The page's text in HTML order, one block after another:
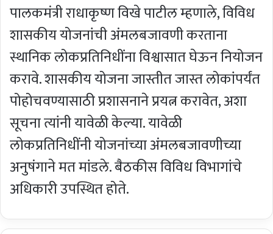
पालकमंत्री राधाकृष्ण विखे पाटील म्हणाले, विविध
शासकीय योजनांची अंमलबजावणी करताना
स्थानिक लोकप्रतिनिधींना विश्वासात घेऊन नियोजन
करावे. शासकीय योजना जास्तीत जास्त लोकांपर्यंत
पोहोचवण्यासाठी प्रशासनाने प्रयत्न करावेत, अशा
सूचना त्यांनी यावेळी केल्या. यावेळी
लोकप्रतिनिधींनी योजनांच्या अंमलबजावणीच्या
अनुषंगाने मत मांडले. बैठकीस विविध विभागांचे
अधिकारी उपस्थित होते.